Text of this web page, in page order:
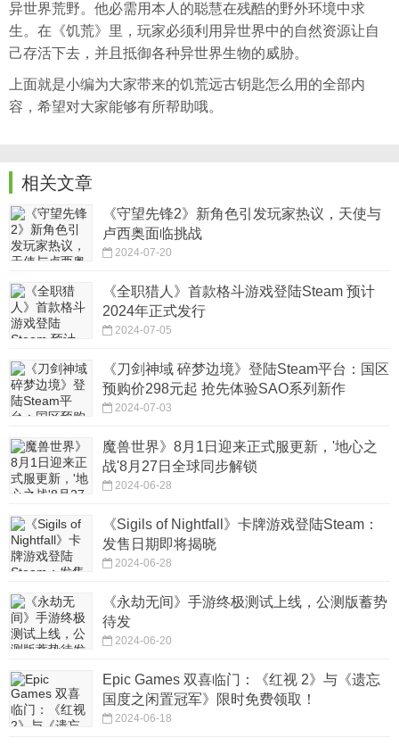
异世界荒野。他必需用本人的聪慧在残酷的野外环境中求
生。在《饥荒》里，玩家必须利用异世界中的自然资源让自
己存活下去，并且抵御各种异世界生物的威胁。
上面就是小编为大家带来的饥荒远古钥匙怎么用的全部内
容，希望对大家能够有所帮助哦。
相关文章
《守望先锋2》新角色引发玩家热议，天使与
卢西奥面临挑战
2024-07-20
《全职猎人》首款格斗游戏登陆Steam 预计
2024年正式发行
2024-07-05
《刀剑神域 碎梦边境》登陆Steam平台：国区
预购价298元起 抢先体验SAO系列新作
2024-07-03
魔兽世界》8月1日迎来正式服更新，'地心之
战'8月27日全球同步解锁
2024-06-28
《Sigils of Nightfall》卡牌游戏登陆Steam：
发售日期即将揭晓
2024-06-28
《永劫无间》手游终极测试上线，公测版蓄势
待发
2024-06-20
Epic Games 双喜临门：《红视 2》与《遗忘
国度之闲置冠军》限时免费领取！
2024-06-18